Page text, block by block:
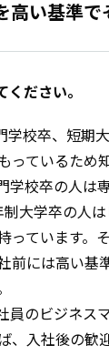
高い基準で
ださい。
学校卒、短期
っているため
学校卒の人は
大学卒の人
っています。
前には高い基
員のビジネス
、入社後の歓